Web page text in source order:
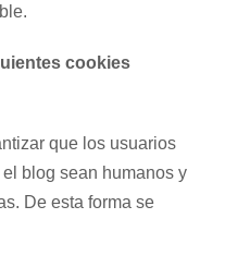
cookies
que los usuarios
blog sean humanos y
De esta forma se